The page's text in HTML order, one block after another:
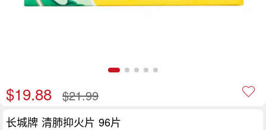
$19.88 $21.99
长城牌 清肺抑火片 96片